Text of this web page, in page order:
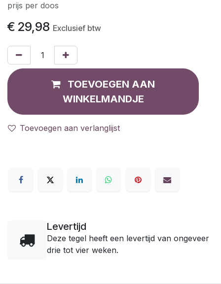
prijs per doos
€ 29,98 Exclusief btw
TOEVOEGEN AAN
WINKELMANDJE
Toevoegen aan verlanglijst
Levertijd
Deze tegel heeft een levertijd van ongeveer
drie tot vier weken.